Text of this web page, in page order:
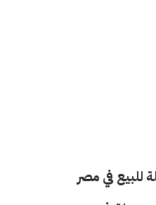
للبيع في مصر